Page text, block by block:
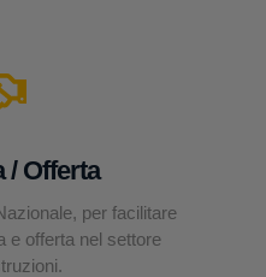
/ Offerta
per facilitare
e offerta nel settore